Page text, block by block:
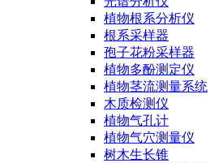
植物根系分析仪
根系采样器
孢子花粉采样器
植物多酚测定仪
植物茎流测量系统
木质检测仪
植物气孔计
植物气穴测量仪
树木生长锥